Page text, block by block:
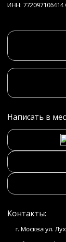
ИНН:
Написать в
Контакты:
г. Москва ул.